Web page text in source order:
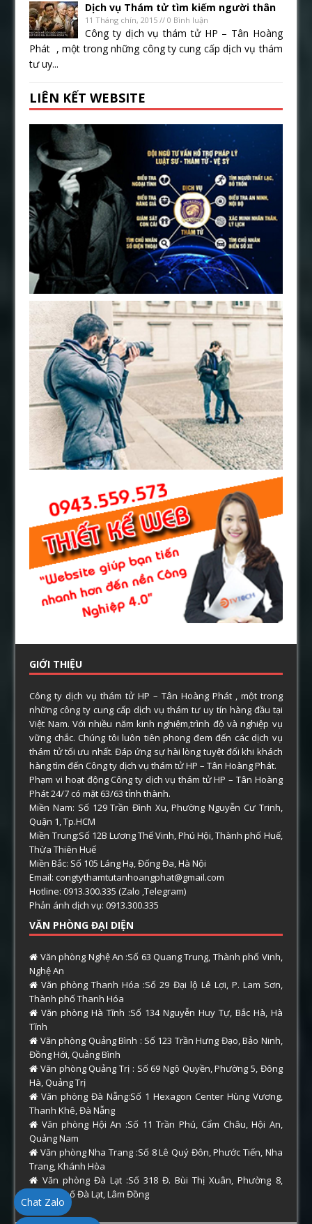
Dịch vụ Thám tử tìm kiếm người thân
11 Tháng chín, 2015 // 0 Bình luận
Công ty dịch vụ thám tử HP – Tân Hoàng
Phát , một trong những công ty cung cấp dịch vụ thám
tư uy...
LIÊN KẾT WEBSITE
GIỚI THIỆU
Công ty dịch vụ thám tử HP – Tân Hoàng Phát , một trong
những công ty cung cấp dịch vụ thám tư uy tín hàng đầu tại
Việt Nam. Với nhiều năm kinh nghiệm,trình độ và nghiệp vụ
vững chắc. Chúng tôi luôn tiên phong đem đến các dịch vụ
thám tử tối ưu nhất. Đáp ứng sự hài lòng tuyệt đối khi khách
hàng tìm đến Công ty dịch vụ thám tử HP – Tân Hoàng Phát.
Phạm vi hoạt động Công ty dịch vụ thám tử HP – Tân Hoàng
Phát 24/7 có mặt 63/63 tỉnh thành.
Miền Nam: Số 129 Trần Đình Xu, Phường Nguyễn Cư Trinh,
Quận 1, Tp.HCM
Miền Trung:Số 12B Lương Thế Vinh, Phú Hội, Thành phố Huế,
Thừa Thiên Huế
Miền Bắc: Số 105 Láng Hạ, Đống Đa, Hà Nội
Email: congtythamtutanhoangphat@gmail.com
Hotline: 0913.300.335 (Zalo ,Telegram)
Phản ánh dịch vụ: 0913.300.335
VĂN PHÒNG ĐẠI DIỆN
Văn phòng Nghệ An :Số 63 Quang Trung, Thành phố Vinh,
Nghệ An
Văn phòng Thanh Hóa :Số 29 Đại lộ Lê Lợi, P. Lam Sơn,
Thành phố Thanh Hóa
Văn phòng Hà Tĩnh :Số 134 Nguyễn Huy Tự, Bắc Hà, Hà
Tĩnh
Văn phòng Quảng Bình : Số 123 Trần Hưng Đạo, Bảo Ninh,
Đồng Hới, Quảng Bình
Văn phòng Quảng Trị : Số 69 Ngô Quyền, Phường 5, Đông
Hà, Quảng Trị
Văn phòng Đà Nẵng:Số 1 Hexagon Center Hùng Vương,
Thanh Khê, Đà Nẵng
Văn phòng Hội An :Số 11 Trần Phú, Cẩm Châu, Hội An,
Quảng Nam
Văn phòng Nha Trang :Số 8 Lê Quý Đôn, Phước Tiến, Nha
Trang, Khánh Hòa
Văn phòng Đà Lạt :Số 318 Đ. Bùi Thị Xuân, Phường 8,
Thành phố Đà Lạt, Lâm Đồng
Chat Zalo